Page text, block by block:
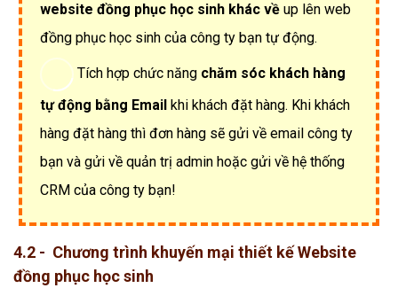
website đồng phục học sinh khác về up lên web
đồng phục học sinh của công ty bạn tự động.
Tích hợp chức năng chăm sóc khách hàng
tự động bằng Email khi khách đặt hàng. Khi khách
hàng đặt hàng thì đơn hàng sẽ gửi về email công ty
bạn và gửi về quản trị admin hoặc gửi về hệ thống
CRM của công ty bạn!
4.2 - Chương trình khuyến mại thiết kế Website
đồng phục học sinh